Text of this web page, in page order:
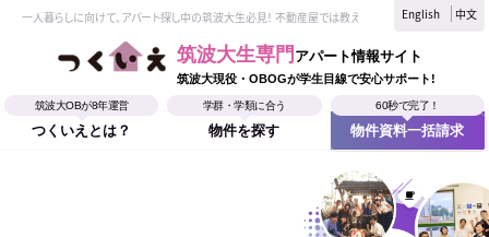
一人暮らしに向けて、アパート探し中の筑波大生必見！ 不動産屋では教えてくれない、筑波大生なら
English 中文
筑波大生専門 アパート情報サイト
筑波大現役・OBOGが学生目線で安心サポート!
筑波大OBが8年運営
つくいえとは？
学群・学類に合う
物件を探す
60秒で完了！
物件資料一括請求